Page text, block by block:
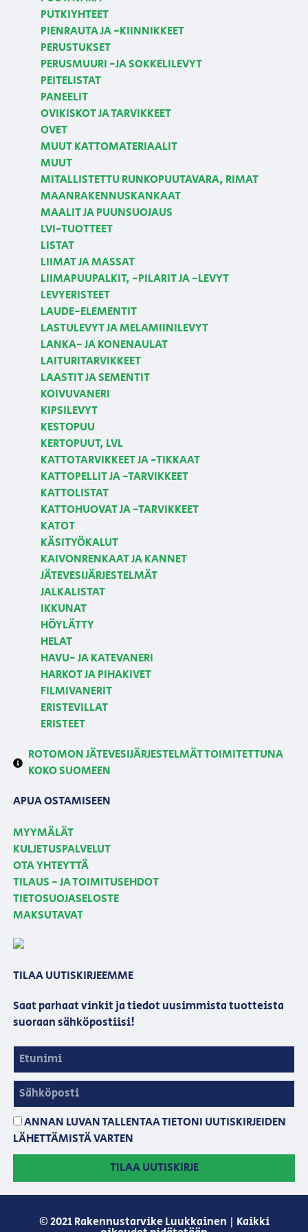
PUTKIYHTEET
PIENRAUTA JA -KIINNIKKEET
PERUSTUKSET
PERUSMUURI -JA SOKKELILEVYT
PEITELISTAT
PANEELIT
OVIKISKOT JA TARVIKKEET
OVET
MUUT KATTOMATERIAALIT
MUUT
MITALLISTETTU RUNKOPUUTAVARA, RIMAT
MAANRAKENNUSKANKAAT
MAALIT JA PUUNSUOJAUS
LVI-TUOTTEET
LISTAT
LIIMAT JA MASSAT
LIIMAPUUPALKIT, -PILARIT JA -LEVYT
LEVYERISTEET
LAUDE-ELEMENTIT
LASTULEVYT JA MELAMIINILEVYT
LANKA- JA KONENAULAT
LAITURITARVIKKEET
LAASTIT JA SEMENTIT
KOIVUVANERI
KIPSILEVYT
KESTOPUU
KERTOPUUT, LVL
KATTOTARVIKKEET JA -TIKKAAT
KATTOPELLIT JA -TARVIKKEET
KATTOLISTAT
KATTOHUOVAT JA -TARVIKKEET
KATOT
KÄSITYÖKALUT
KAIVONRENKAAT JA KANNET
JÄTEVESIJÄRJESTELMÄT
JALKALISTAT
IKKUNAT
HÖYLÄTTY
HELAT
HAVU- JA KATEVANERI
HARKOT JA PIHAKIVET
FILMIVANERIT
ERISTEVILLAT
ERISTEET
ROTOMON JÄTEVESIJÄRJESTELMÄT TOIMITETTUNA
KOKO SUOMEEN
APUA OSTAMISEEN
MYYMÄLÄT
KULJETUSPALVELUT
OTA YHTEYTTÄ
TILAUS - JA TOIMITUSEHDOT
TIETOSUOJASELOSTE
MAKSUTAVAT
TILAA UUTISKIRJEEMME
Saat parhaat vinkit ja tiedot uusimmista tuotteista
suoraan sähköpostiisi!
ANNAN LUVAN TALLENTAA TIETONI UUTISKIRJEIDEN
LÄHETTÄMISTÄ VARTEN
TILAA UUTISKIRJE
© 2021 Rakennustarvike Luukkainen | Kaikki